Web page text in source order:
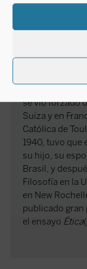
escultor Adolf
nazismo.
Christliche
se vio forzado
Suiza y en
Católica de
1940, tuvo que
su hijo, su
Brasil, y
Filosofía en la
en New
publicado gran
el ensayo Ética